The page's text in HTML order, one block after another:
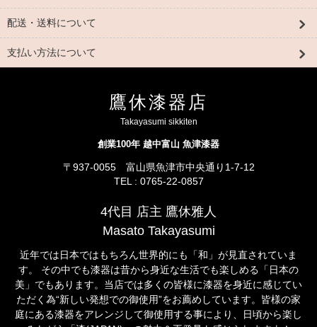
配送・送料について
支払い方法について
鷹休漆器店
Takayasumi sikkiten
創業100年 越中富山 魚津漆器
〒937-0055 富山県魚津市中央通り1-7-12
TEL : 0765-22-0857
4代目 店主 鷹休雅人
Masato Takayasumi
近年では日本ではもちろん世界的にも「和」が見直されていま
す。 その中でも漆器は昔から身近な生活でも楽しめる「日本の
美」でもあります。当店では多くの皆様に漆器を身近に感じてい
ただく為“新しい発想での御使用”をお薦めしています。皆様の家
庭にある漆器をアレンジして御使用する事により、日頃から楽し